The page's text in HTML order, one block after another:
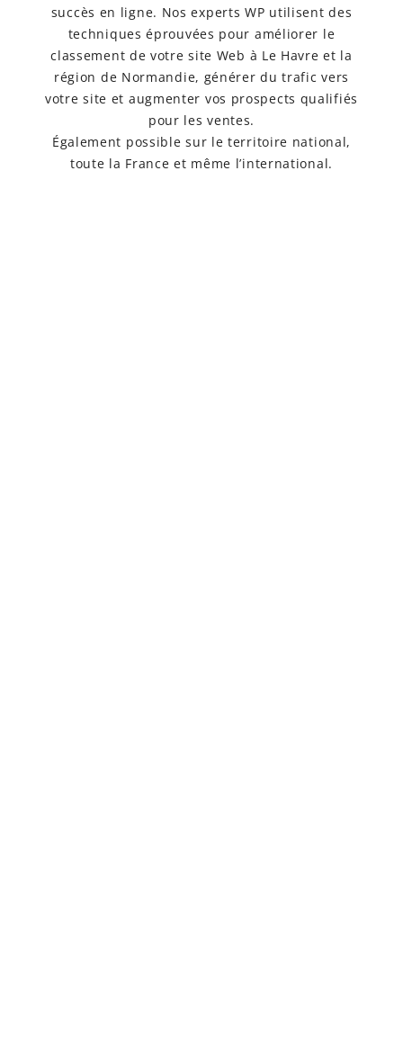
succès en ligne. Nos experts WP utilisent des
techniques éprouvées pour améliorer le
classement de votre site Web à Le Havre et la
région de Normandie, générer du trafic vers
votre site et augmenter vos prospects qualifiés
pour les ventes.
Également possible sur le territoire national,
toute la France et même l’international.